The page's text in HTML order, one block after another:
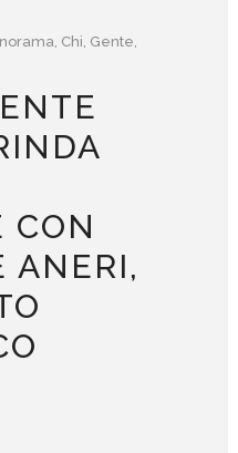
, Chi, Gente,
CON
ANERI,